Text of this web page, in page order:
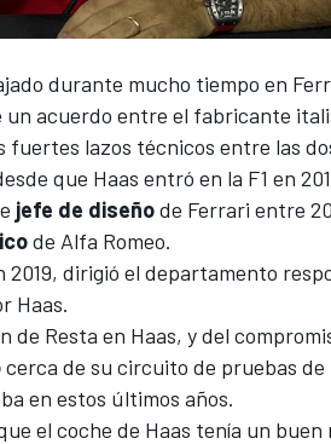
durante mucho tiempo en
un acuerdo entre el fabricante
fuertes lazos técnicos entre las
que Haas entró en la F1 en
jefe de diseñode Ferrari entre
de Alfa Romeo.
2019, dirigió el departamento
Haas.
de Resta en Haas, y del
cerca de su circuito de pruebas de
en estos últimos años.
el coche de Haas tenía un